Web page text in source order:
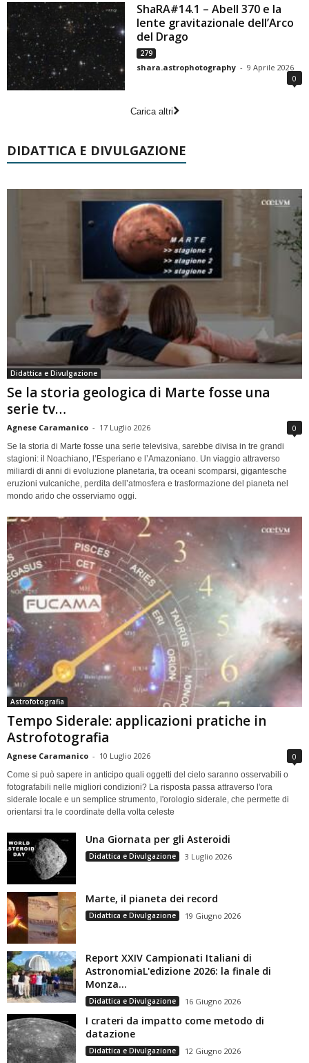
ShaRA#14.1 – Abell 370 e la
lente gravitazionale dell’Arco
del Drago
279
shara.astrophotography - 9 Aprile 2026
0
Carica altri
DIDATTICA E DIVULGAZIONE
Didattica e Divulgazione
Se la storia geologica di Marte fosse una
serie tv…
Agnese Caramanico - 17 Luglio 2026 0
Se la storia di Marte fosse una serie televisiva, sarebbe divisa in tre grandi
stagioni: il Noachiano, l’Esperiano e l’Amazoniano. Un viaggio attraverso
miliardi di anni di evoluzione planetaria, tra oceani scomparsi, gigantesche
eruzioni vulcaniche, perdita dell’atmosfera e trasformazione del pianeta nel
mondo arido che osserviamo oggi.
Astrofotografia
Tempo Siderale: applicazioni pratiche in
Astrofotografia
Agnese Caramanico - 10 Luglio 2026 0
Come si può sapere in anticipo quali oggetti del cielo saranno osservabili o
fotografabili nelle migliori condizioni? La risposta passa attraverso l'ora
siderale locale e un semplice strumento, l'orologio siderale, che permette di
orientarsi tra le coordinate della volta celeste
Una Giornata per gli Asteroidi
Didattica e Divulgazione 3 Luglio 2026
Marte, il pianeta dei record
Didattica e Divulgazione 19 Giugno 2026
Report XXIV Campionati Italiani di
AstronomiaL'edizione 2026: la finale di
Monza...
Didattica e Divulgazione 16 Giugno 2026
I crateri da impatto come metodo di
datazione
Didattica e Divulgazione 12 Giugno 2026